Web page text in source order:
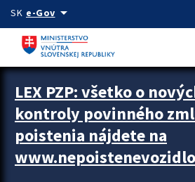
Preskocit na hlavný obsah
SK e-Govarrow_drop_down
Zastavit automatický posun upútavok
LEX PZP: všetko o
kontroly povinného
poistenia nájdete na